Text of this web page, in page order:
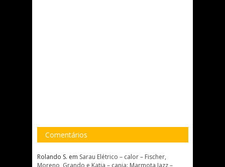
Comentários
Rolando S. em Sarau Elétrico – calor – Fischer,
Moreno, Grando e Katia – canja: Marmota Jazz –